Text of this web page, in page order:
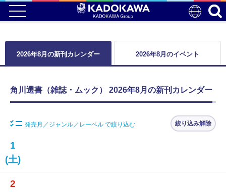
2026年8月の新刊カレンダー 2026年8月のイベント
角川選書（雑誌・ムック） 2026年8月の新刊カレンダー
発売月／ジャンル／レーベル で絞り込む 絞り込み解除
1
(土)
2